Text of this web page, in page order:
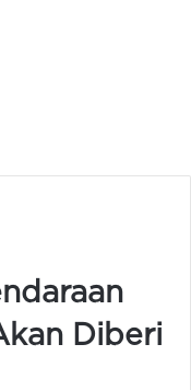
Diberi